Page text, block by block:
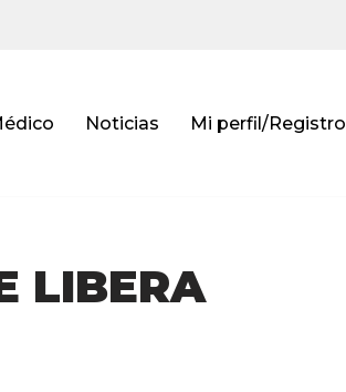
Noticias Mi perfil/Registro
LIBERA